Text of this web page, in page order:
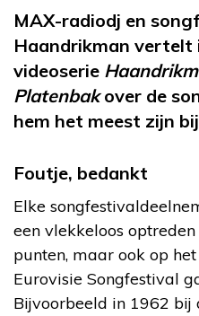
MAX-radiodj en
Haandrikman vertelt
videoserie
Platenbakover de
hem het meest zijn
Foutje, bedankt
Elke
een vlekkeloos
punten, maar ook op
Eurovisie Songfestival
Bijvoorbeeld in 1962 bij